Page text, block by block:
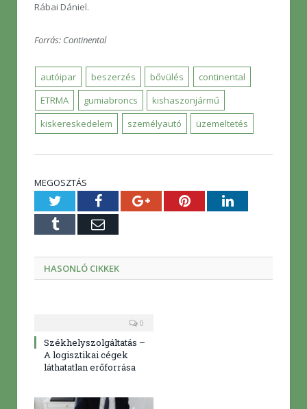
Rábai Dániel.
Forrás: Continental
autóipar beszerzés bővülés
continental
ETRMA
gumiabroncs
kishaszonjármű
kiskereskedelem
személyautó üzemeltetés
MEGOSZTÁS
TwitterFacebookGoogle+PinterestLinkedIn
Tumblr E-
HASONLÓ CIKKEK
0
Székhelyszolgáltatás –
A logisztikai cégek
láthatatlan erőforrása